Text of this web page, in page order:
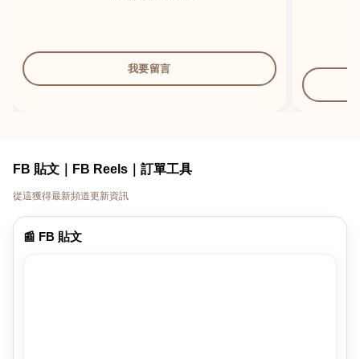
我要留言
FB 貼文｜FB Reels｜訂單工具
從這獲得最新頻道更新資訊
📰 FB 貼文